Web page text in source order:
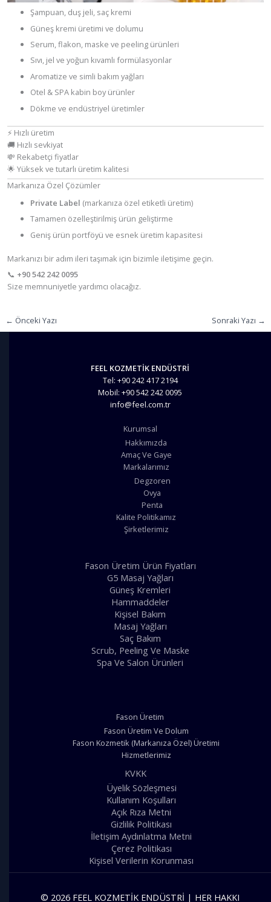
Şampuan, duş jeli, saç kremi
Güneş kremi üretimi ve dolumu
Serum, flakon, maske ve peeling ürünleri
Sıvı, jel ve yoğun kıvamlı formülasyonlar
Aromatize ve simli bakım yağları
Otel & SPA kabin boy ürünler
Dökme ve endüstriyel üretimler
⚡ Hızlı üretim
🚚 Hızlı sevkiyat
💸 Rekabetçi fiyatlar
🌟 Yüksek ve tutarlı üretim kalitesi
Markanıza Özel Çözümler
Private Label (markanıza özel etiketli üretim)
Tamamen özelleştirilmiş ürün geliştirme
Geniş ürün portföyü ve esnek üretim kapasitesi
Markanızı bir adım ileri taşımak için bizimle iletişime geçin.
📞 +90 542 242 0095
Size memnuniyetle yardımcı olacağız.
← Önceki Yazı Sonraki Yazı →
FEEL KOZMETİK ENDÜSTRİ
Tel: +90 242 417 2194
Mobil: +90 542 242 0095
info@feel.com.tr
Kurumsal
Hakkımızda
Amaç Ve Gaye
Markalarımız
Degzoren
Ovya
Penta
Kalite Politikamız
Şirketlerimiz
Fason Üretim Ürün Fiyatları
G5 Masaj Yağları
Güneş Kremleri
Hammaddeler
Kişisel Bakım
Masaj Yağları
Saç Bakım
Scrub, Peeling Ve Maske
Spa Ve Salon Ürünleri
Fason Üretim
Fason Üretim Ve Dolum
Fason Kozmetik (Markanıza Özel) Üretimi
Hizmetlerimiz
KVKK
Üyelik Sözleşmesi
Kullanım Koşulları
Açık Rıza Metni
Gizlilik Politikası
İletişim Aydınlatma Metni
Çerez Politikası
Kişisel Verilerin Korunması
© 2026 FEEL KOZMETIK ENDÜSTRI | HER HAKKI